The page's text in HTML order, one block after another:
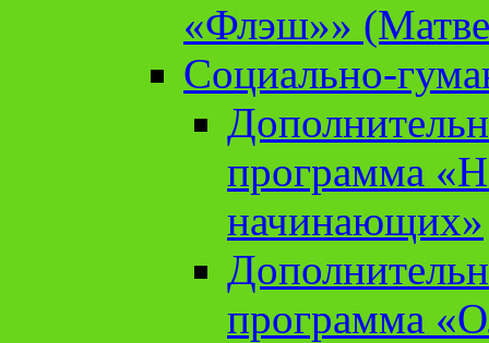
«Флэш»»
Социально-
программа
начинающих»
программа